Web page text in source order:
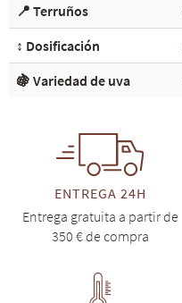
📍 Terruños
↕️ Dosificación
🍇 Variedad de uva
ENTREGA 24H
Entrega gratuita a partir de
350 € de compra